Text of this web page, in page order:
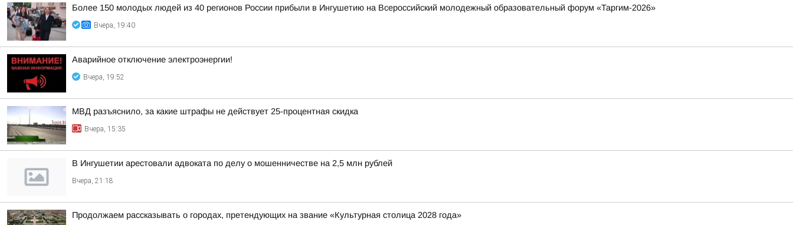
Более 150 молодых людей из 40 регионов России прибыли в Ингушетию на Всероссийский молодежный образовательный форум «Таргим-2026»
Вчера, 19:40
Аварийное отключение электроэнергии!
Вчера, 19:52
МВД разъяснило, за какие штрафы не действует 25-процентная скидка
Вчера, 15:35
В Ингушетии арестовали адвоката по делу о мошенничестве на 2,5 млн рублей
Вчера, 21:18
Продолжаем рассказывать о городах, претендующих на звание «Культурная столица 2028 года»